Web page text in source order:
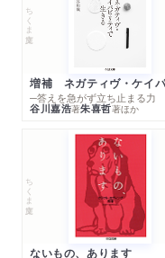
ちくま文庫
─答えを急がず立ち止まる力
谷川嘉浩著朱喜哲著ほか
ちくま文庫
ないもの、あります